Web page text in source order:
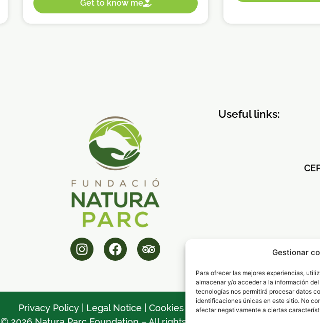
Gestionar
Para ofrecer las mejores experiencias,
almacenar y/o acceder a la información
tecnologías nos permitirá procesar datos
identificaciones únicas en este sitio. No
afectar negativamente a ciertas
Get to know me
Useful links:
Privacy Policy Legal Notice
Cookies Policy